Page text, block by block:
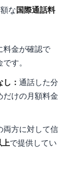
な 国際通話料
料金が確認で
す。
： 通話した分
だけの月額料金
両方に対して信
上で提供してい